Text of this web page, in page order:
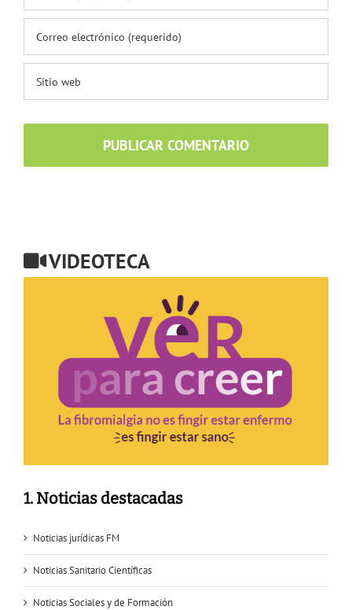
VIDEOTECA
1. Noticias destacadas
Noticias jurídicas FM
Noticias Sanitario Científicas
Noticias Sociales y de Formación